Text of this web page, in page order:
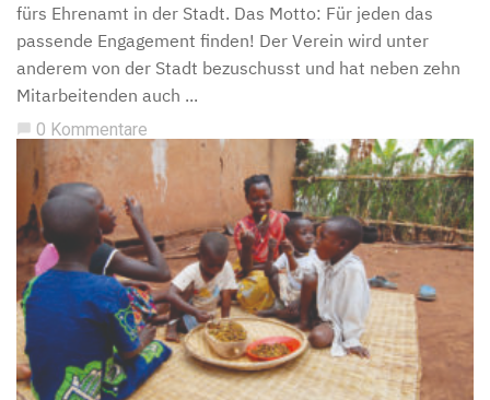
fürs Ehrenamt in der Stadt. Das Motto: Für jeden das
passende Engagement finden! Der Verein wird unter
anderem von der Stadt bezuschusst und hat neben zehn
Mitarbeitenden auch ...
0 Kommentare